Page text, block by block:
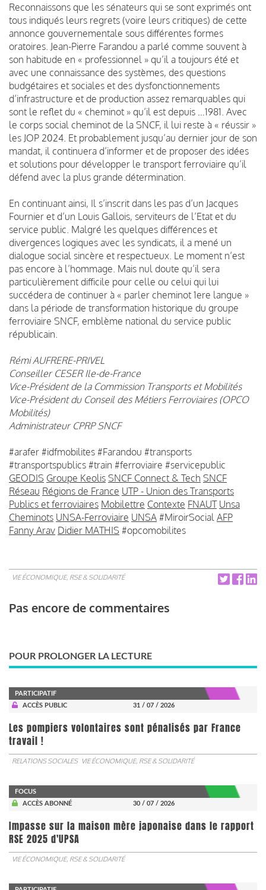
Reconnaissons que les sénateurs qui se sont exprimés ont
tous indiqués leurs regrets (voire leurs critiques) de cette
annonce gouvernementale sous différentes formes
oratoires. Jean-Pierre Farandou a parlé comme souvent à
son habitude en « professionnel » qu’il a toujours été et
avec une connaissance des systèmes, des questions
budgétaires et sociales et des dysfonctionnements
d’infrastructure et de production assez remarquables qui
sont le reflet du « cheminot » qu’il est depuis …1981. Avec
le corps social cheminot de la SNCF, il lui reste à « réussir »
les JOP 2024. Et probablement jusqu’au dernier jour de son
mandat, il continuera d’informer et de proposer des idées
et solutions pour développer le transport ferroviaire qu’il
défend avec la plus grande détermination.
En continuant ainsi, Il s’inscrit dans les pas d’un Jacques
Fournier et d’un Louis Gallois, serviteurs de l’Etat et du
service public. Malgré les quelques différences et
divergences logiques avec les syndicats, il a mené un
dialogue social sincère et respectueux. Le moment n’est
pas encore à l’hommage. Mais nul doute qu’il sera
particulièrement difficile pour celle ou celui qui lui
succédera de continuer à « parler cheminot 1ere langue »
dans la période de transformation historique du groupe
ferroviaire SNCF, emblème national du service public
républicain.
Rémi AUFRERE-PRIVEL
Conseiller CESER Ile-de-France
Vice-Président de la Commission Transports et Mobilités
Vice-Président du Conseil des Métiers Ferroviaires (OPCO
Mobilités)
Administrateur CPRP SNCF
#arafer #idfmobilites #Farandou #transports
#transportspublics #train #ferroviaire #servicepublic
GEODIS Groupe Keolis SNCF Connect & Tech SNCF
Réseau Régions de France UTP - Union des Transports
Publics et ferroviaires Mobilettre Contexte FNAUT Unsa
Cheminots UNSA-Ferroviaire UNSA #MiroirSocial AFP
Fanny Arav Didier MATHIS #opcomobilites
VIE ÉCONOMIQUE, RSE & SOLIDARITÉ
Pas encore de commentaires
POUR PROLONGER LA LECTURE
PARTICIPATIF
ACCÈS PUBLIC
31 / 07 / 2026
Les pompiers volontaires sont pénalisés par France
travail !
RELATIONS SOCIALES VIE ÉCONOMIQUE, RSE & SOLIDARITÉ
FOCUS
ACCÈS ABONNÉ
30 / 07 / 2026
Impasse sur la maison mère japonaise dans le rapport
RSE 2025 d'UPSA
VIE ÉCONOMIQUE, RSE & SOLIDARITÉ